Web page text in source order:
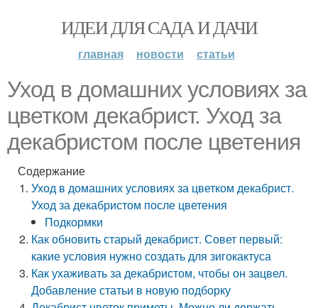
ИДЕИ ДЛЯ САДА И ДАЧИ
главная новости статьи
Уход в домашних условиях за
цветком декабрист. Уход за
декабристом после цветения
Содержание
Уход в домашних условиях за цветком декабрист.
Уход за декабристом после цветения
Подкормки
Как обновить старый декабрист. Совет первый:
какие условия нужно создать для зигокактуса
Как ухаживать за декабристом, чтобы он зацвел.
Добавление статьи в новую подборку